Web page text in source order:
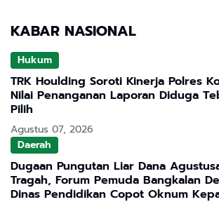
KABAR NASIONAL
Hukum
TRK Houlding Soroti Kinerja Polres
Nilai Penanganan Laporan Diduga
Pilih
Agustus 07, 2026
Daerah
Dugaan Pungutan Liar Dana
Tragah, Forum Pemuda Bangkalan
Dinas Pendidikan Copot Oknum